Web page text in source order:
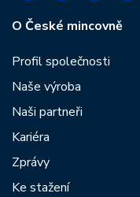
O České mincovně
Profil společnosti
Naše výroba
Naši partneři
Kariéra
Zprávy
Ke stažení